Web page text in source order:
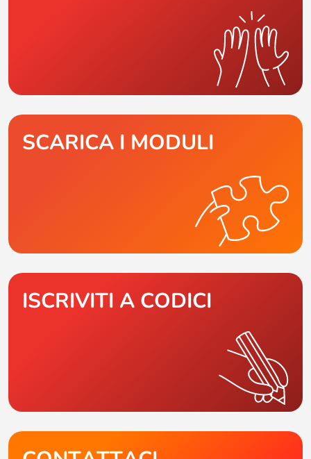
SCARICA I MODULI
ISCRIVITI A CODICI